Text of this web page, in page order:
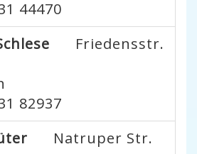
44470
Friedensstr.
82937
Natruper Str.